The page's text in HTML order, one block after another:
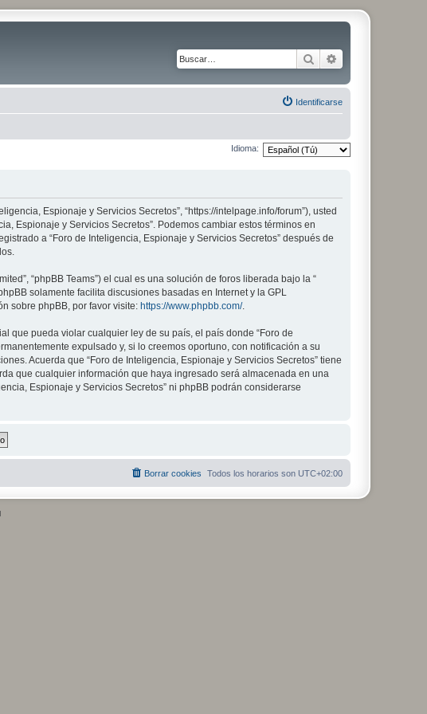
Buscar
Identificarse
Idioma:
Espionaje y Servicios Secretos”, “https://intelpage.info/forum”), usted
Espionaje y Servicios Secretos”. Podemos cambiar estos términos en
a “Foro de Inteligencia, Espionaje y Servicios Secretos” después de
“phpBB Teams”) el cual es una solución de foros liberada bajo la “
solamente facilita discusiones basadas en Internet y la GPL
sobre phpBB, por favor visite: https://www.phpbb.com/.
que pueda violar cualquier ley de su país, el país donde “Foro de
expulsado y, si lo creemos oportuno, con notificación a su
Acuerda que “Foro de Inteligencia, Espionaje y Servicios Secretos” tiene
que cualquier información que haya ingresado será almacenada en una
Espionaje y Servicios Secretos” ni phpBB podrán considerarse
Todos los horarios son UTC+02:00
Borrar cookies